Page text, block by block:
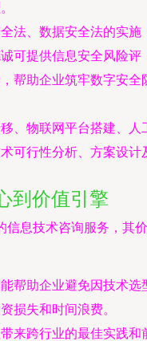
全法、数据安全法的实施
可提供信息安全风险评
帮助企业筑牢数字安全
移、物联网平台搭建、人
可行性分析、方案设计
到价值引擎
信息技术咨询服务，其价
帮助企业避免因技术选
损失和时间浪费。
带来跨行业的最佳实践和